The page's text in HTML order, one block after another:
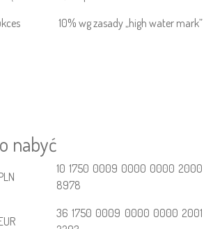
10% wg zasady „high water mark”
nabyć
10 1750 0009 0000 0000 2000
8978
36 1750 0009 0000 0000 2001